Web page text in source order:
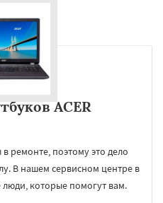
ACER
ремонте, поэтому это дело
В нашем сервисном центре в
которые помогут вам.